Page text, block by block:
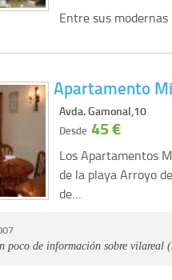
Entre sus
Apartamento
Avda. Gamonal,10
Desde 45 €
Los Apartamentos
de la playa Arroyo
de…
poco de información sobre vilareal